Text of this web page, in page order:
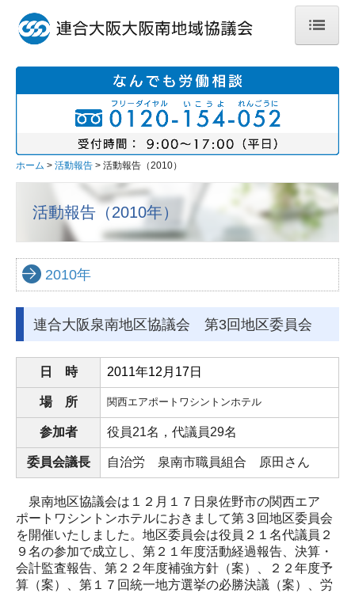
地域・地区紹介
大阪南地域協議会
堺地区協議会
泉州地区協議会
泉南地区協議会
社会貢献活動のご紹介
加盟組合のご紹介
あ行
か行
さ行
た‐な行
は‐わ行
活動報告
連合活動報告
労福協活動報告
ホーム 活動報告 活動報告（2010）
活動報告（2010年）
2010年
連合大阪泉南地区協議会 第3回地区委員会
日 時 2011年12月17日
場 所 関西エアポートワシントンホテル
参加者 役員21名，代議員29名
委員会議長 自治労 泉南市職員組合 原田さん
泉南地区協議会は１２月１７日泉佐野市の関西エア
ポートワシントンホテルにおきまして第３回地区委員会
を開催いたしました。地区委員会は役員２１名代議員２
９名の参加で成立し、第２１年度活動経過報告、決算・
会計監査報告、第２２年度補強方針（案）、２２年度予
算（案）、第１７回統一地方選挙の必勝決議（案）、労